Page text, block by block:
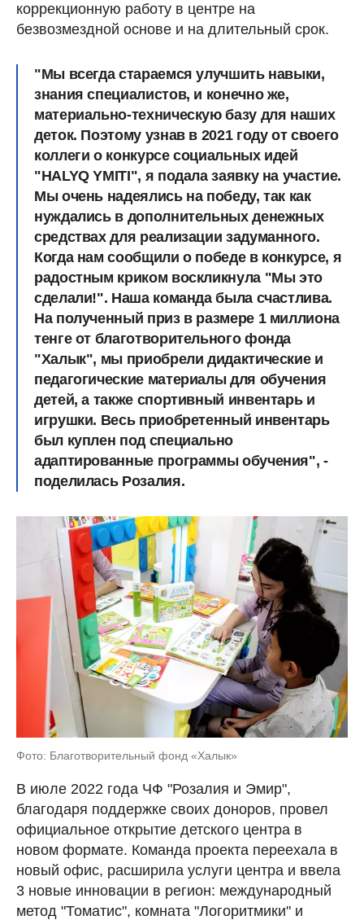
коррекционную работу в центре на
безвозмездной основе и на длительный срок.
"Мы всегда стараемся улучшить навыки,
знания специалистов, и конечно же,
материально-техническую базу для наших
деток. Поэтому узнав в 2021 году от своего
коллеги о конкурсе социальных идей
"HALYQ YMITI", я подала заявку на участие.
Мы очень надеялись на победу, так как
нуждались в дополнительных денежных
средствах для реализации задуманного.
Когда нам сообщили о победе в конкурсе, я
радостным криком воскликнула "Мы это
сделали!". Наша команда была счастлива.
На полученный приз в размере 1 миллиона
тенге от благотворительного фонда
"Халык", мы приобрели дидактические и
педагогические материалы для обучения
детей, а также спортивный инвентарь и
игрушки. Весь приобретенный инвентарь
был куплен под специально
адаптированные программы обучения", -
поделилась Розалия.
Фото: Благотворительный фонд «Халык»
В июле 2022 года ЧФ "Розалия и Эмир",
благодаря поддержке своих доноров, провел
официальное открытие детского центра в
новом формате. Команда проекта переехала в
новый офис, расширила услуги центра и ввела
3 новые инновации в регион: международный
метод "Томатис", комната "Логоритмики" и